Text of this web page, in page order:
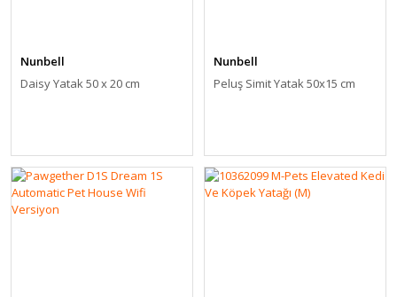
Nunbell
Daisy Yatak 50 x 20 cm
Nunbell
Peluş Simit Yatak 50x15 cm